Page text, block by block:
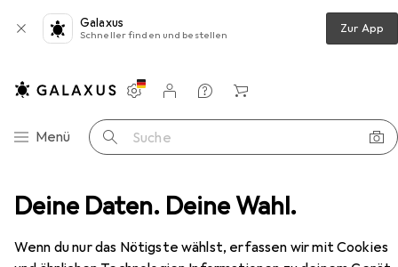
Deine Daten. Deine Wahl.
Wenn du nur das Nötigste wählst, erfassen wir mit Cookies
Galaxus
Schneller finden und bestellen Zur App
Navigation nach Kategorien
Menü Suche
Einstellungen
Kundenkonto
Vergleichslisten
Merklisten
Warenkorb
Schubladenauszüge Blum Zargen-Set Merivobox N
EUR
31,90